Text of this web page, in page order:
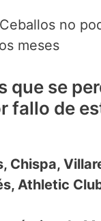
no
meses
que se
fallo de
Chispa,
Athletic